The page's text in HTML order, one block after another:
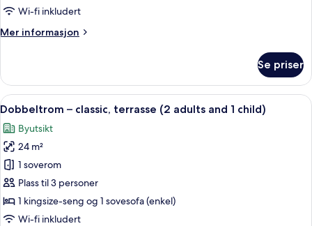
Wi-fi inkludert
Mer informasjon
Mer
sjøutsikt
(Selected)
Se priser
Åpne
alle
bildene
av
Dobbeltrom
–
classic,
terrasse
Sengetøy av topp kvalitet, memory
8
Dobbeltrom – classic, terrasse (2 adults and 1 child)
Byutsikt
24 m²
1 soverom
Plass til 3 personer
1 kingsize-seng og 1 sovesofa (enkel)
Wi-fi inkludert